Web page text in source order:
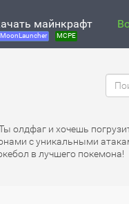
майнкрафт
MoonLauncher MCPE
Ты олдфаг и хочешь
с уникальными
в лучшего покемона!